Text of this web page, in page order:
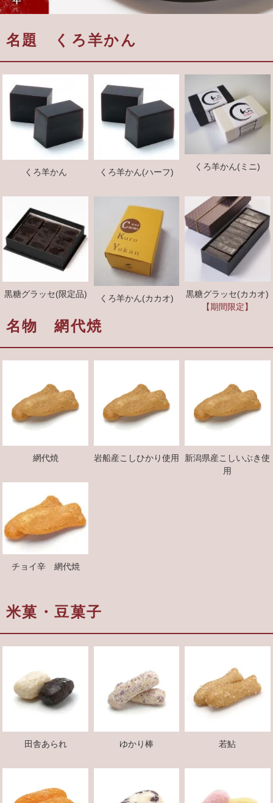
名題 くろ羊かん
くろ羊かん くろ羊かん(ハーフ)
くろ羊かん(ミニ)
黒糖グラッセ(限定品) くろ羊かん(カカオ)
黒糖グラッセ(カカオ)
【期間限定】
名物 網代焼
網代焼 岩船産こしひかり使用
新潟県産こしいぶき使
用
チョイ辛 網代焼
米菓・豆菓子
田舎あられ ゆかり棒 若鮎